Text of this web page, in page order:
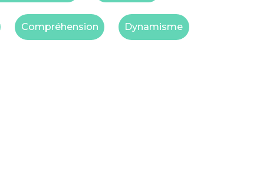
Compréhension Dynamisme